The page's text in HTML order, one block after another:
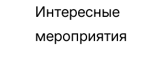
Интересные
мероприятия